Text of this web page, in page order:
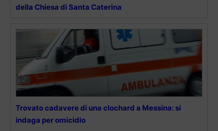
della Chiesa di Santa Caterina
Trovato cadavere di una clochard a Messina: si
indaga per omicidio